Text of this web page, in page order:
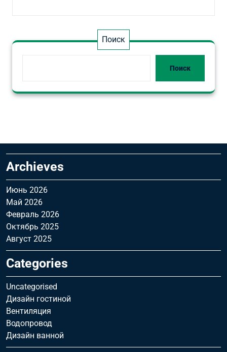
Поиск
Поиск
Archieves
Июнь 2026
Май 2026
Февраль 2026
Октябрь 2025
Август 2025
Categories
Uncategorised
Дизайн гостиной
Вентиляция
Водопровод
Дизайн ванной